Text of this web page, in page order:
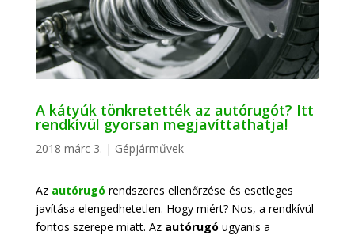
A kátyúk tönkretették az autórugót? Itt
rendkívül gyorsan megjavíttathatja!
2018 márc 3. | Gépjárművek
Az autórugó rendszeres ellenőrzése és esetleges
javítása elengedhetetlen. Hogy miért? Nos, a rendkívül
fontos szerepe miatt. Az autórugó ugyanis a